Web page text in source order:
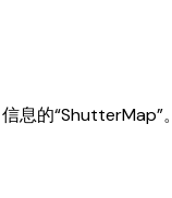
息的“ShutterMap”